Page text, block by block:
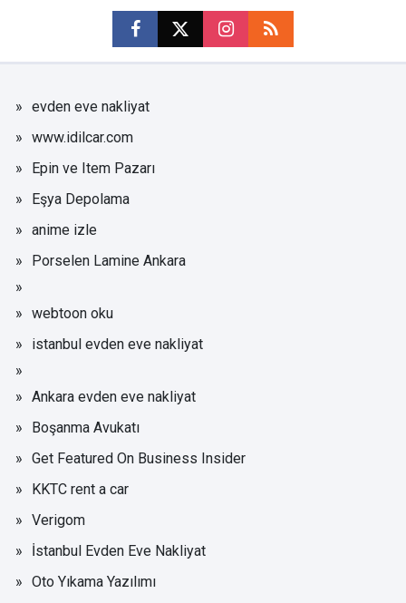
evden eve nakliyat
www.idilcar.com
Epin ve Item Pazarı
Eşya Depolama
anime izle
Porselen Lamine Ankara
webtoon oku
istanbul evden eve nakliyat
Ankara evden eve nakliyat
Boşanma Avukatı
Get Featured On Business Insider
KKTC rent a car
Verigom
İstanbul Evden Eve Nakliyat
Oto Yıkama Yazılımı